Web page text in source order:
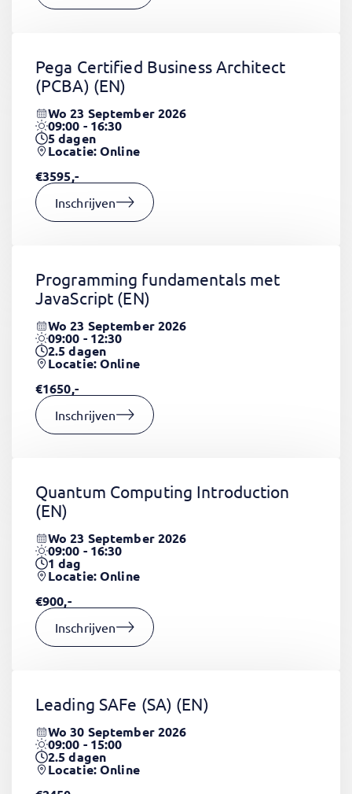
Pega Certified Business Architect
(PCBA) (EN)
Wo 23 September 2026
09:00 - 16:30
5dagen
Locatie: Online
€3595,-
Inschrijven
Programming fundamentals met
JavaScript (EN)
Wo 23 September 2026
09:00 - 12:30
2.5dagen
Locatie: Online
€1650,-
Inschrijven
Quantum Computing Introduction
(EN)
Wo 23 September 2026
09:00 - 16:30
1dag
Locatie: Online
€900,-
Inschrijven
Leading SAFe (SA) (EN)
Wo 30 September 2026
09:00 - 15:00
2.5dagen
Locatie: Online